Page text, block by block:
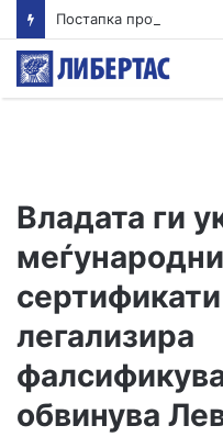
Владата ги
легализира
обвинува